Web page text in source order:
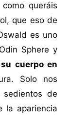
queráis
que eso de
es uno
Sphere y
cuerpo en
Solo nos
de
la apariencia